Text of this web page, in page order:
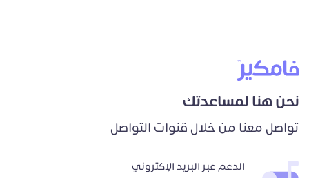
نحن هنا لمساعدتك
تواصل معنا من خلال قنوات التواصل
الدعم عبر البريد الإكتروني